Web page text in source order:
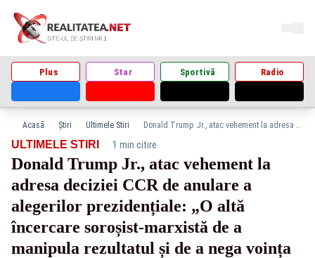
Plus Star Sportivă Radio
Acasă Știri Ultimele Stiri Donald Trump Jr., atac vehement la adresa deciziei CCR de anulare a alegerilor prezidențiale: „O altă încercare soroșist-marxistă de a manipula rezultatul și de a nega voința oamenilor. Ea va pierde și ei știu asta”
ULTIMELE STIRI · 1 min citire
Donald Trump Jr., atac vehement la
adresa deciziei CCR de anulare a
alegerilor prezidențiale: „O altă
încercare soroșist-marxistă de a
manipula rezultatul și de a nega voința